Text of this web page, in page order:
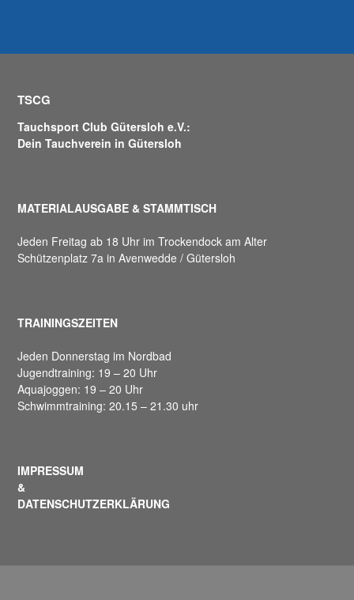
TSCG
Tauchsport Club Gütersloh e.V.:
Dein Tauchverein in Gütersloh
MATERIALAUSGABE & STAMMTISCH
Jeden Freitag ab 18 Uhr im Trockendock am Alter
Schützenplatz 7a in Avenwedde / Gütersloh
TRAININGSZEITEN
Jeden Donnerstag im Nordbad
Jugendtraining: 19 – 20 Uhr
Aquajoggen: 19 – 20 Uhr
Schwimmtraining: 20.15 – 21.30 uhr
IMPRESSUM
&
DATENSCHUTZERKLÄRUNG